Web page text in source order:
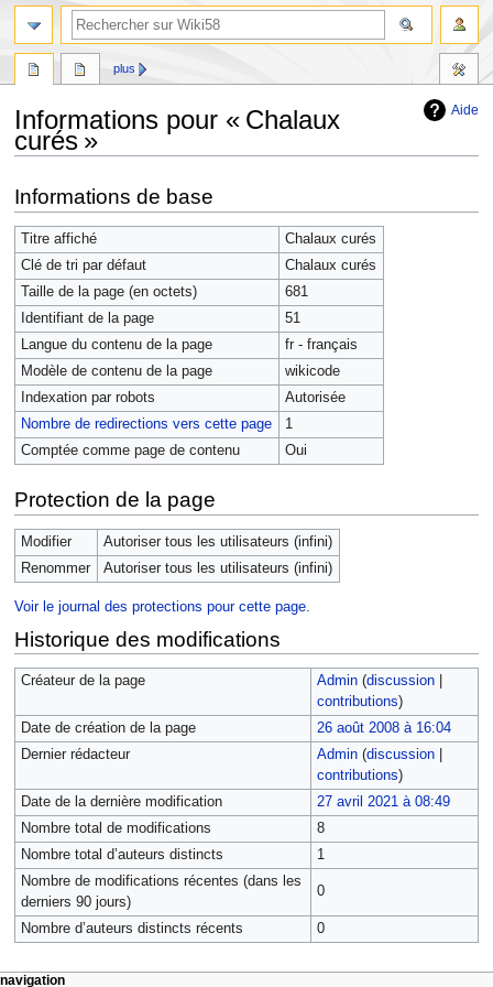
Aide
Informations pour « Chalaux
curés »
à
la
navigation
à
la
recherche
Informations de base
Titre affiché
Chalaux curés
Clé de tri par défaut
Chalaux curés
Taille de la page (en octets)
681
Identifiant de la page
51
Langue du contenu de la page
fr - français
Modèle de contenu de la page
wikicode
Indexation par robots
Autorisée
Nombre de redirections vers cette page
1
Comptée comme page de contenu
Oui
Protection de la page
Modifier
Autoriser tous les utilisateurs (infini)
Renommer
Autoriser tous les utilisateurs (infini)
Voir le journal des protections pour cette page.
Historique des modifications
Créateur de la page Admin (discussion|
contributions)
Date de création de la page
26 août 2008 à 16:04
Dernier rédacteur
Admin (discussion|
contributions)
Date de la dernière modification
27 avril 2021 à 08:49
Nombre total de modifications
8
Nombre total d’auteurs distincts
1
Nombre de modifications récentes (dans les
derniers 90 jours)
0
Nombre d’auteurs distincts récents 0
plus
navigation